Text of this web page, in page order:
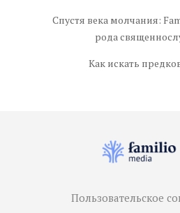
Спустя века молчания:
рода
Как искать
Пользовательское